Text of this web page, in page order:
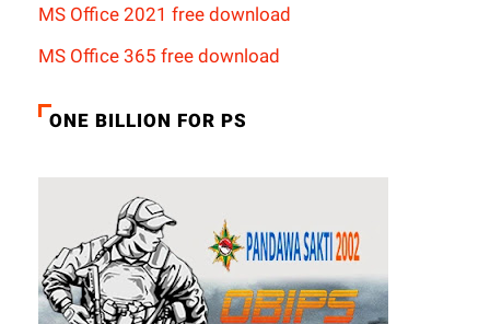
MS Office 2021 free download
MS Office 365 free download
ONE BILLION FOR PS